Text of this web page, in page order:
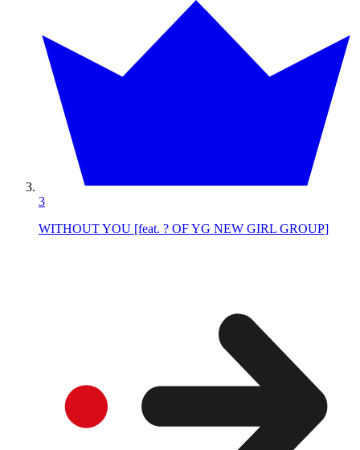
3
WITHOUT YOU [feat. ? OF YG NEW GIRL GROUP]